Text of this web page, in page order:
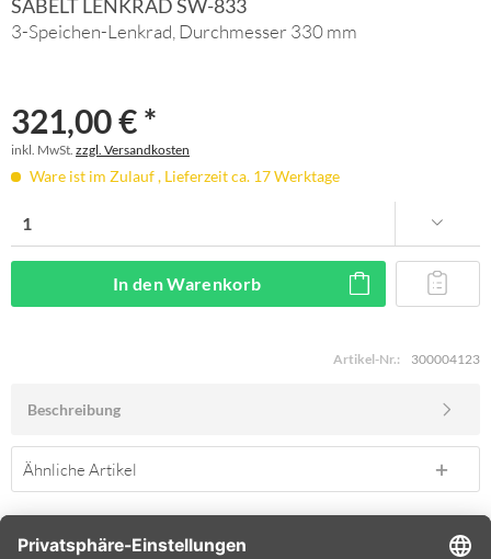
SABELT LENKRAD SW-833
3-Speichen-Lenkrad, Durchmesser 330 mm
321,00 € *
inkl. MwSt. zzgl. Versandkosten
Ware ist im Zulauf , Lieferzeit ca. 17 Werktage
In denWarenkorb
Artikel-Nr.: 300004123
Beschreibung
Ähnliche Artikel
SERVICE HOTLINE